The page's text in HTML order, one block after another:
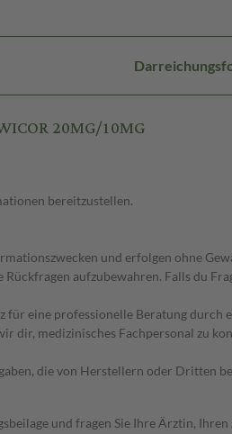
20MG/10MG
bereitzustellen.
und erfolgen ohne
aufzubewahren. Falls du
für eine professionelle Beratung
dir, medizinisches Fachpersonal zu
die von Herstellern oder Dritten
und fragen Sie Ihre Ärztin,